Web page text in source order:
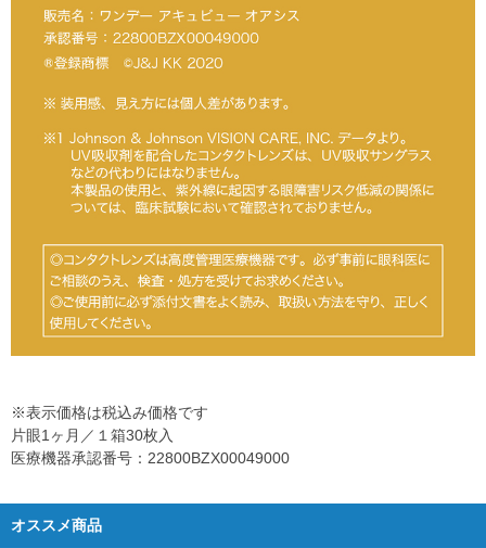
※表示価格は税込み価格です
片眼1ヶ月／１箱30枚入
医療機器承認番号：22800BZX00049000
オススメ商品